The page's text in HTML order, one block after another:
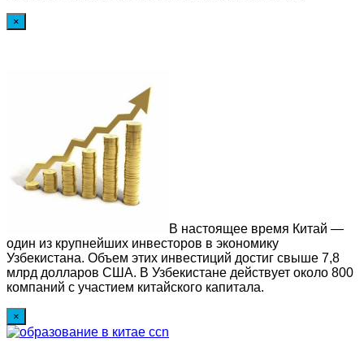
×
В настоящее время Китай —
один из крупнейших инвесторов в экономику
Узбекистана. Объем этих инвестиций достиг свыше 7,8
млрд долларов США. В Узбекистане действует около 800
компаний с участием китайского капитала.
×